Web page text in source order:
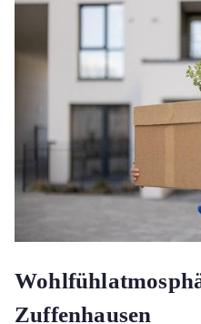
Zuffenhausen